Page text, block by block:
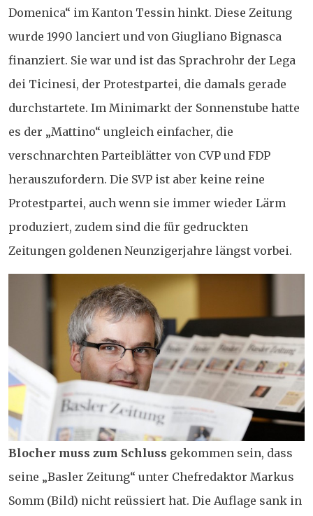
Domenica“ im Kanton Tessin hinkt. Diese Zeitung
wurde 1990 lanciert und von Giugliano Bignasca
finanziert. Sie war und ist das Sprachrohr der Lega
dei Ticinesi, der Protestpartei, die damals gerade
durchstartete. Im Minimarkt der Sonnenstube hatte
es der „Mattino“ ungleich einfacher, die
verschnarchten Parteiblätter von CVP und FDP
herauszufordern. Die SVP ist aber keine reine
Protestpartei, auch wenn sie immer wieder Lärm
produziert, zudem sind die für gedruckten
Zeitungen goldenen Neunzigerjahre längst vorbei.
Blocher muss zum Schluss gekommen sein, dass
seine „Basler Zeitung“ unter Chefredaktor Markus
Somm (Bild) nicht reüssiert hat. Die Auflage sank in